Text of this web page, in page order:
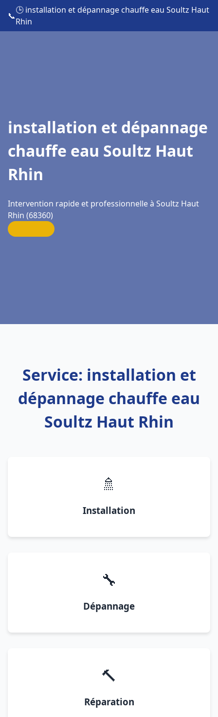
📞
🕒 installation et dépannage chauffe eau Soultz Haut
Rhin
installation et dépannage
chauffe eau Soultz Haut
Rhin
Intervention rapide et professionnelle à Soultz Haut
Rhin (68360)
Service: installation et
dépannage chauffe eau
Soultz Haut Rhin
🚿
Installation
🔧
Dépannage
🔨
Réparation